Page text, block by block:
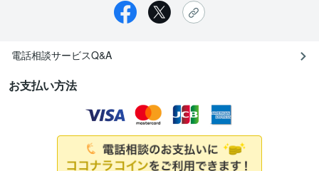
電話相談サービスQ&A
お支払い方法